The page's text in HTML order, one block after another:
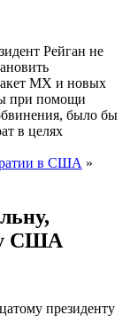
Рейган не
MX и новых
при помощи
было бы
в целях
в США »
США